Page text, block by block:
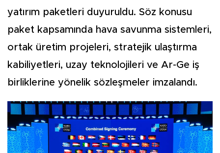
yatırım paketleri duyuruldu. Söz konusu
paket kapsamında hava savunma sistemleri,
ortak üretim projeleri, stratejik ulaştırma
kabiliyetleri, uzay teknolojileri ve Ar-Ge iş
birliklerine yönelik sözleşmeler imzalandı.